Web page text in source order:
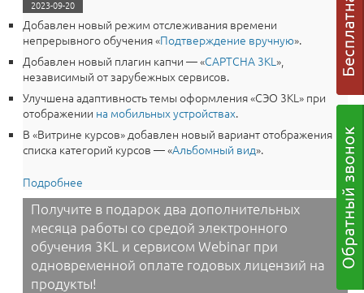
2023-09-20
Добавлен новый режим отслеживания времени
непрерывного обучения «Подтверждение вручную».
Добавлен новый плагин капчи — «CAPTCHA 3KL»,
независимый от зарубежных сервисов.
Улучшена адаптивность темы оформления «СЭО 3КL» при
отображении на мобильных устройствах.
В «Витрине курсов» добавлен новый вариант отображения
списка категорий курсов — «Альбомный вид».
Подробнее о Среда электронного обучения 3KL 4.1.5c (Русский
Moodle): Мобильное обучение стало лучше! Капча!
Ручное подтверждение!
Получите в подарок два дополнительных
месяца работы со средой электронного
обучения 3КL и сервисом Webinar при
одновременной оплате годовых лицензий на
продукты!